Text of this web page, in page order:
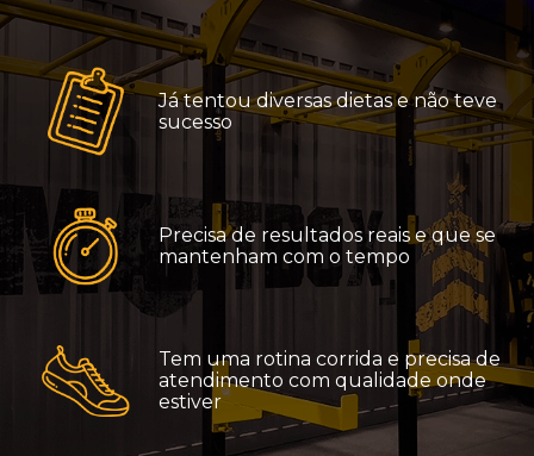
Já tentou diversas dietas e não teve
sucesso
Precisa de resultados reais e que se
mantenham com o tempo
Tem uma rotina corrida e precisa de
atendimento com qualidade onde
estiver